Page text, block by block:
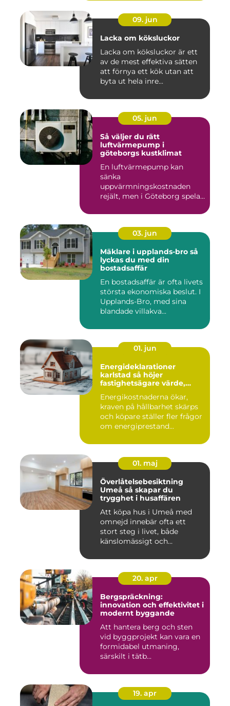
09. jun
Lacka om köksluckor
Lacka om köksluckor är ett
av de mest effektiva sätten
att förnya ett kök utan att
byta ut hela inre...
05. jun
Så väljer du rätt
luftvärmepump i
göteborgs kustklimat
En luftvärmepump kan
sänka
uppvärmningskostnaden
rejält, men i Göteborg spelar
03. jun
Mäklare i upplands-bro så
lyckas du med din
bostadsaffär
En bostadsaffär är ofta livets
största ekonomiska beslut. I
Upplands-Bro, med sina
blandade villakva...
01. jun
Energideklarationer
karlstad så höjer
fastighetsägare värde,
Energikostnaderna ökar,
kraven på hållbarhet skärps
och köpare ställer fler frågor
om energiprestand...
01. maj
Överlåtelsebesiktning
Umeå så skapar du
trygghet i husaffären
Att köpa hus i Umeå med
omnejd innebär ofta ett
stort steg i livet, både
känslomässigt och
20. apr
Bergspräckning:
innovation och effektivitet i
modernt byggande
Att hantera berg och sten
vid byggprojekt kan vara en
formidabel utmaning,
särskilt i tätb...
19. apr